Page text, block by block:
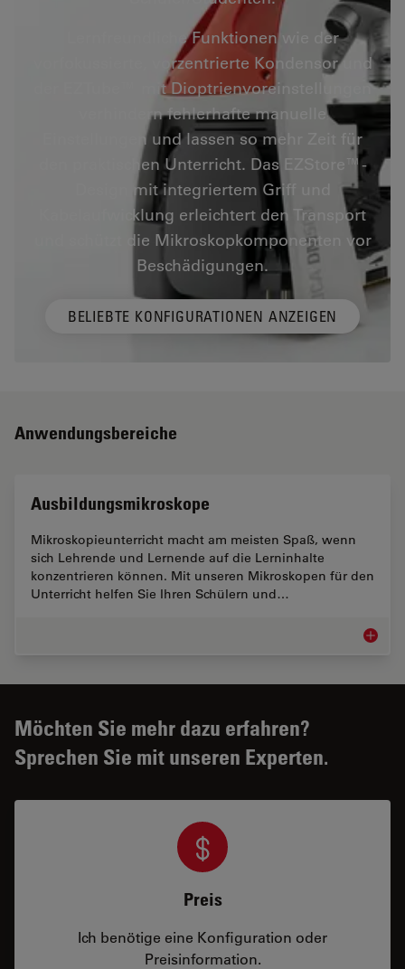
Lernfreundliche Funktionen wie der
vorfokussierte, vorzentrierte Kondensor und
der EZTube™ mit Dioptrienvoreinstellungen
verhindern fehlerhafte manuelle
Einstellungen und lassen so mehr Zeit für
den praktischen Unterricht. Das EZStore™-
Design mit integriertem Griff und
Kabelaufwicklung erleichtert den Transport
und schützt die Mikroskopkomponenten vor
Beschädigungen.
BELIEBTE KONFIGURATIONEN ANZEIGEN
Anwendungsbereiche
Ausbildungsmikroskope
Mikroskopieunterricht macht am meisten Spaß, wenn
sich Lehrende und Lernende auf die Lerninhalte
konzentrieren können. Mit unseren Mikroskopen für den
Unterricht helfen Sie Ihren Schülern und…
Möchten Sie mehr dazu erfahren?
Sprechen Sie mit unseren Experten.
Preis
Ich benötige eine Konfiguration oder
Preisinformation.